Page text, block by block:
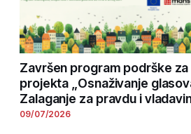
Završen program podrške za
projekta „Osnaživanje
Zalaganje za pravdu i
09/07/2026